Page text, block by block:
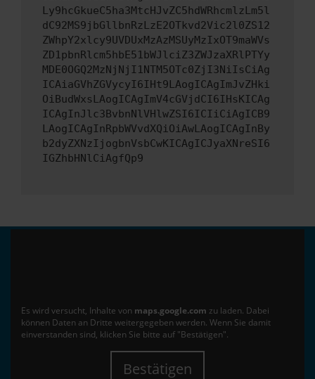
Ly9hcGkueC5ha3MtcHJvZC5hdWRhcmlzLm5l
dC92MS9jbGllbnRzLzE2OTkvd2Vic2l0ZS12
ZWhpY2xlcy9UVDUxMzAzMSUyMzIxOT9maWVs
ZD1pbnRlcm5hbE51bWJlciZ3ZWJzaXRlPTYy
MDE0OGQ2MzNjNjI1NTM5OTc0ZjI3NiIsCiAg
ICAiaGVhZGVycyI6IHt9LAogICAgImJvZHki
OiBudWxsLAogICAgImV4cGVjdCI6IHsKICAg
ICAgInJlc3BvbnNlVHlwZSI6ICIiCiAgICB9
LAogICAgInRpbWVvdXQiOiAwLAogICAgInBy
b2dyZXNzIjogbnVsbCwKICAgICJyaXNreSI6
IGZhbHNlCiAgfQp9
Es wird versucht, Inhalte von maps.google.com zu laden. Dabei
können Daten an Dritte weitergegeben werden. Wenn Sie damit
einverstanden sind, klicken Sie bitte auf "Bestätigen".
Bestätigen